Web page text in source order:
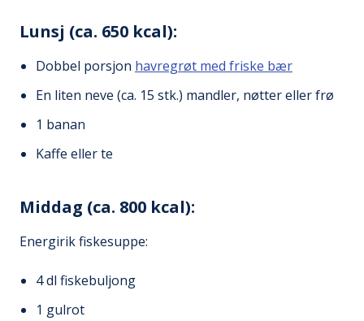
Lunsj (ca. 650 kcal):
Dobbel porsjon havregrøt med friske bær
En liten neve (ca. 15 stk.) mandler, nøtter eller frø
1 banan
Kaffe eller te
Middag (ca. 800 kcal):
Energirik fiskesuppe:
4 dl fiskebuljong
1 gulrot